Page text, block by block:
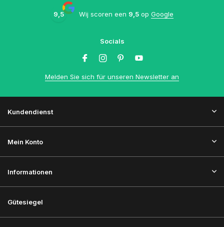
9,5 Wij scoren een 9,5 op Google
Socials
Melden Sie sich für unseren Newsletter an
Kundendienst
Mein Konto
Informationen
Gütesiegel